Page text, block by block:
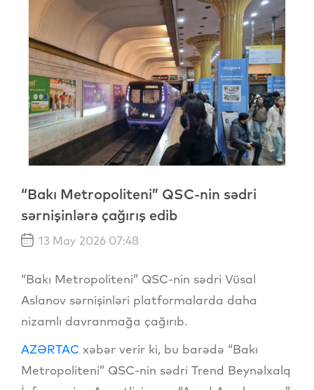
“Bakı Metropoliteni” QSC-nin sədri
sərnişinlərə çağırış edib
13 May 2026 07:48
“Bakı Metropoliteni” QSC-nin sədri Vüsal
Aslanov sərnişinləri platformalarda daha
nizamlı davranmağa çağırıb.
AZƏRTAC xəbər verir ki, bu barədə “Bakı
Metropoliteni” QSC-nin sədri Trend Beynəlxalq